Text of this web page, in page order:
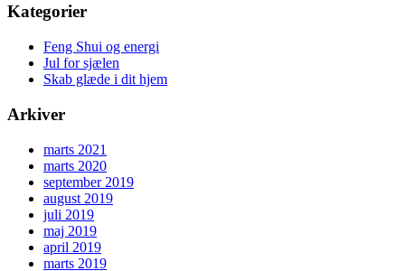
Kategorier
Feng Shui og energi
Jul for sjælen
Skab glæde i dit hjem
Arkiver
marts 2021
marts 2020
september 2019
august 2019
juli 2019
maj 2019
april 2019
marts 2019